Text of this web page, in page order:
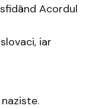
Acordul
iar